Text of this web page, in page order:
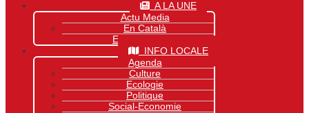
A LA UNE
Actu Media
En Català
Exclusivité Site
INFO LOCALE
Agenda
Culture
Ecologie
Politique
Social-Economie